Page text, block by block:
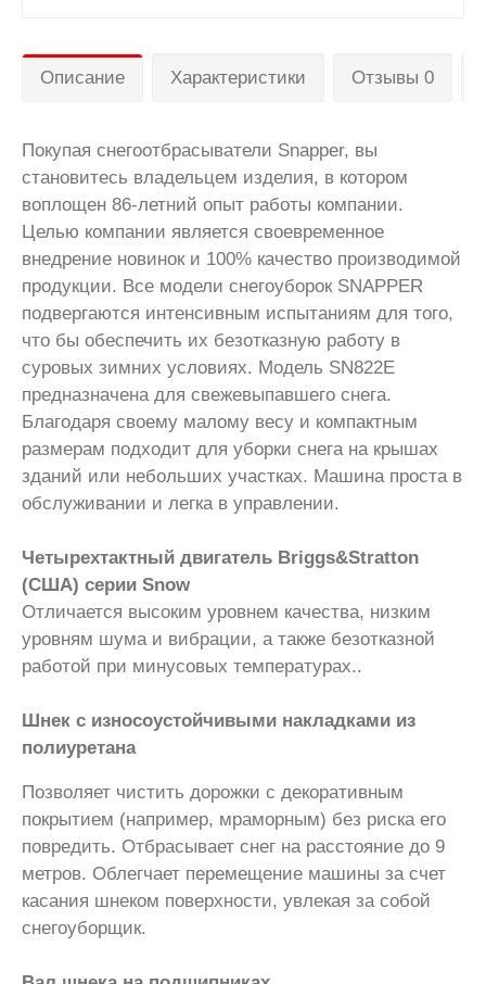
Описание Характеристики Отзывы 0
Покупая снегоотбрасыватели Snapper, вы
становитесь владельцем изделия, в котором
воплощен 86-летний опыт работы компании.
Целью компании является своевременное
внедрение новинок и 100% качество производимой
продукции. Все модели снегоуборок SNAPPER
подвергаются интенсивным испытаниям для того,
что бы обеспечить их безотказную работу в
суровых зимних условиях. Модель SN822E
предназначена для свежевыпавшего снега.
Благодаря своему малому весу и компактным
размерам подходит для уборки снега на крышах
зданий или небольших участках. Машина проста в
обслуживании и легка в управлении.
Четырехтактный двигатель Briggs&Stratton
(США) серии Snow
Отличается высоким уровнем качества, низким
уровням шума и вибрации, а также безотказной
работой при минусовых температурах..
Шнек с износоустойчивыми накладками из
полиуретана
Позволяет чистить дорожки с декоративным
покрытием (например, мраморным) без риска его
повредить. Отбрасывает снег на расстояние до 9
метров. Облегчает перемещение машины за счет
касания шнеком поверхности, увлекая за собой
снегоуборщик.